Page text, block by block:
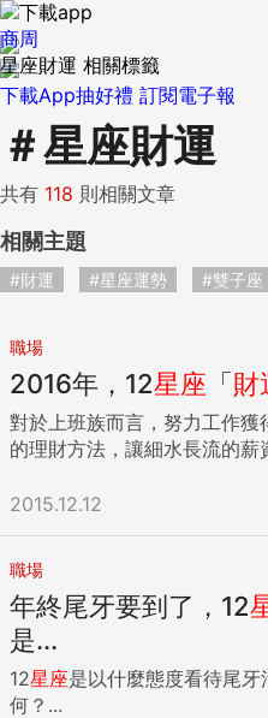
下載App抽好禮 訂閱電子報
商周
星座財運 相關標籤
＃星座財運
共有 118 則相關文章
相關主題
#財運 #星座運勢 #雙子座
職場
2016年，12星座 「財
對於上班族而言，努力工作
的理財方法，讓細水長流的薪
2015.12.12
職場
年終尾牙要到了，12
是...
12星座是以什麼態度看待尾
何？...